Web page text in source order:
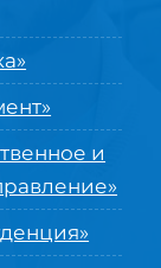
и